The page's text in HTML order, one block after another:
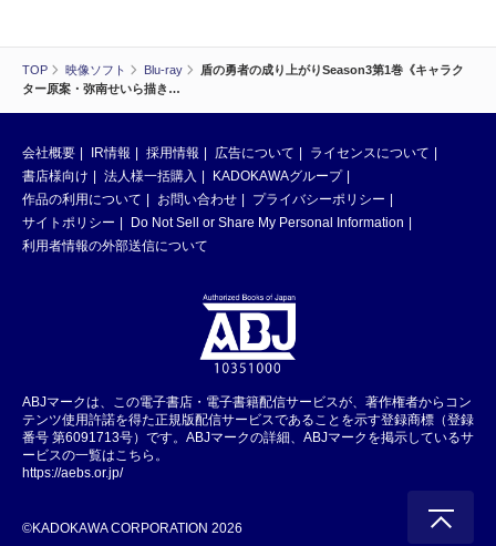
TOP 映像ソフト Blu-ray
盾の勇者の成り上がりSeason3第1巻《キャラク
ター原案・弥南せいら描き…
会社概要 IR情報 採用情報 広告について
ライセンスについて
書店様向け
法人様一括購入
KADOKAWAグループ
作品の利用について
お問い合わせ
プライバシーポリシー
サイトポリシー
Do Not Sell or Share My Personal Information
利用者情報の外部送信について
ABJマークは、この電子書店・電子書籍配信サービスが、著作権者からコン
テンツ使用許諾を得た正規版配信サービスであることを示す登録商標（登録
番号 第6091713号）です。ABJマークの詳細、ABJマークを掲示しているサ
ービスの一覧はこちら。
https://aebs.or.jp/
©KADOKAWA CORPORATION 2026